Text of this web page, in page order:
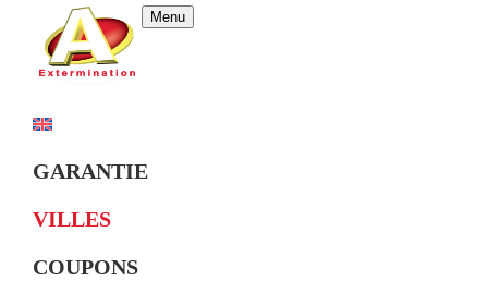
primary
footer
Montréal,
Sud
et
Nord
Menu
GARANTIE
VILLES
COUPONS